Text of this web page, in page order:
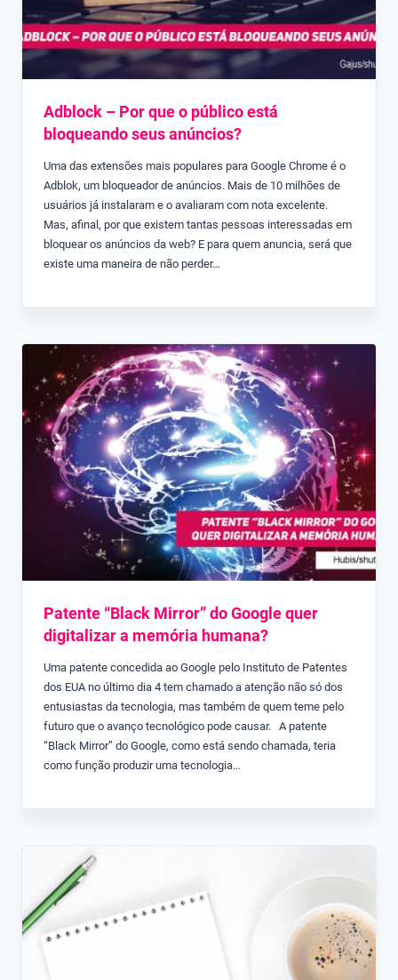
Adblock – Por que o público está
bloqueando seus anúncios?
Uma das extensões mais populares para Google Chrome é o
Adblok, um bloqueador de anúncios. Mais de 10 milhões de
usuários já instalaram e o avaliaram com nota excelente.
Mas, afinal, por que existem tantas pessoas interessadas em
bloquear os anúncios da web? E para quem anuncia, será que
existe uma maneira de não perder…
Patente “Black Mirror” do Google quer
digitalizar a memória humana?
Uma patente concedida ao Google pelo Instituto de Patentes
dos EUA no último dia 4 tem chamado a atenção não só dos
entusiastas da tecnologia, mas também de quem teme pelo
futuro que o avanço tecnológico pode causar. A patente
“Black Mirror” do Google, como está sendo chamada, teria
como função produzir uma tecnologia…